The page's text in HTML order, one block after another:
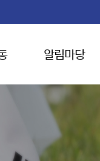
알림마당